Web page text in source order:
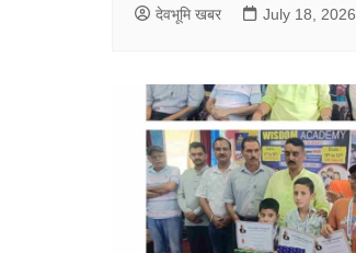
देवभूमि खबर July 18, 2026